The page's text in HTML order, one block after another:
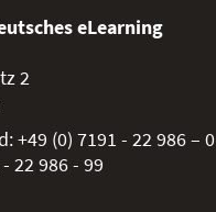
eLearning
2
+49 (0) 7191 - 22 986 – 0
22 986 - 99